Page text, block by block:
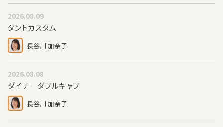
2026.08.09
タントカスタム
長谷川 加奈子
2026.08.08
ダイナ ダブルキャブ
長谷川 加奈子